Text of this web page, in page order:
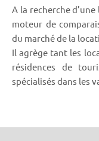
A la recherche
moteur de
du marché de la
Il agrège tant les
résidences de
spécialisés dans les